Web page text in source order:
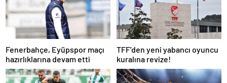
Fenerbahçe, Eyüpspor maçı
hazırlıklarına devam etti
TFF’den yeni yabancı oyuncu
kuralına revize!